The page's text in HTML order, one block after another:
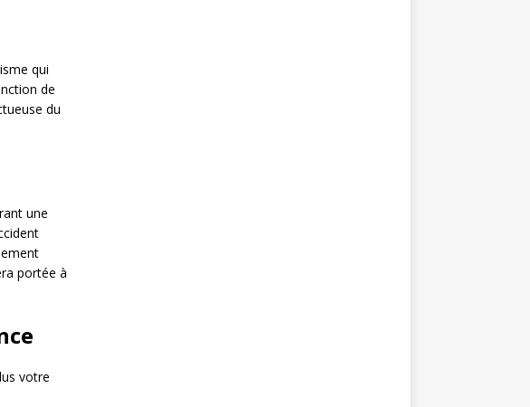
qui
de
du
une
portée à
votre